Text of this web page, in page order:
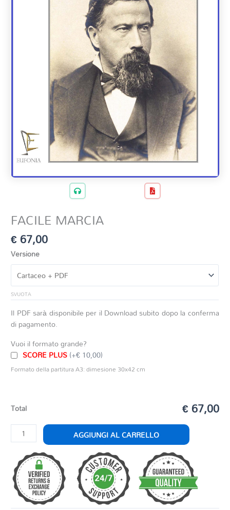
FACILE MARCIA
€67,00
Versione
SVUOTA
Il PDF sarà disponibile per il Download subito dopo la conferma
di pagamento.
Vuoi il formato grande?
SCORE PLUS(+€ 10,00)
Formato della partitura A3: dimesione 30x42 cm
Total € 67,00
FACILE
MARCIA
quantità
AGGIUNGI AL CARRELLO